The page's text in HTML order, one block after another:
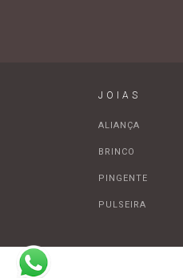
JOIAS
ALIANÇA
BRINCO
PINGENTE
PULSEIRA